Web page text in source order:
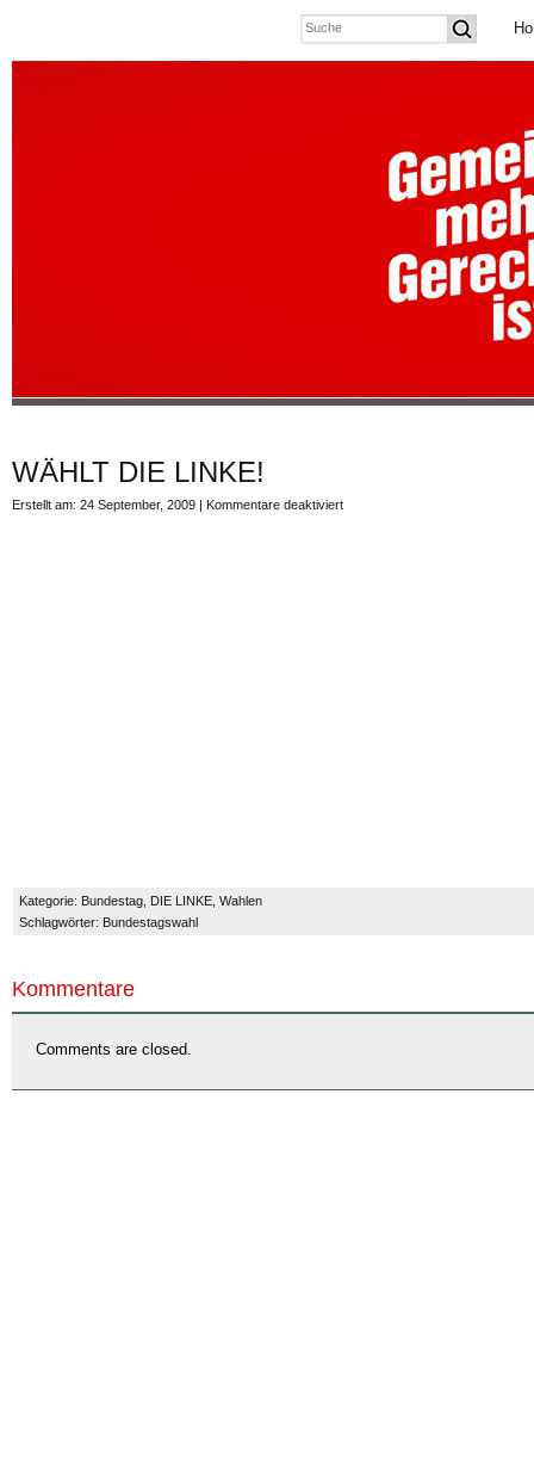
WÄHLT DIE LINKE!
Erstellt am: 24 September, 2009 | Kommentare deaktiviertfür
Kategorie: Bundestag DIE LINKE Wahlen
Schlagwörter: Bundestagswahl
Kommentare
Comments are closed.